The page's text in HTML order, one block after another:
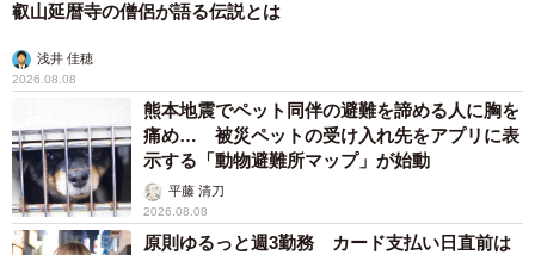
叡山延暦寺の僧侶が語る伝説とは
浅井 佳穂
2026.08.08
熊本地震でペット同伴の避難を諦める人に胸を
痛め… 被災ペットの受け入れ先をアプリに表
示する「動物避難所マップ」が始動
平藤 清刀
2026.08.08
原則ゆるっと週3勤務 カード支払い日直前は